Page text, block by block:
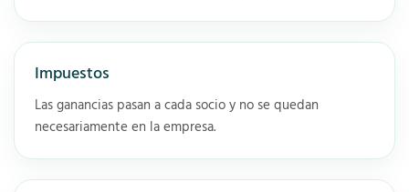
Impuestos
Las ganancias pasan a cada socio y no se quedan
necesariamente en la empresa.